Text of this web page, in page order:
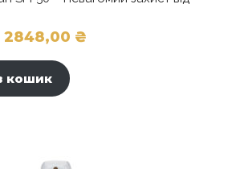
Оригінальна
ціна:
3560,00 ₴.
2848,00 ₴
кошик